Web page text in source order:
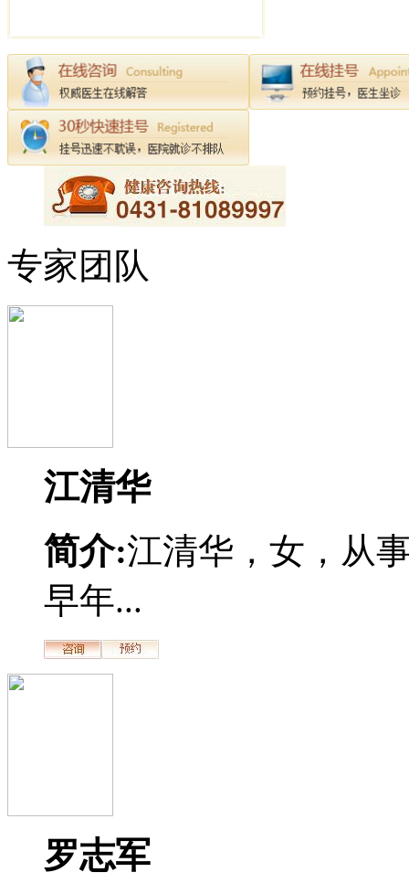
专家团队
江清华
简介:江清华，女，从
早年...
罗志军